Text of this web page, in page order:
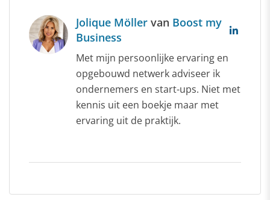
Jolique Möller van Boost my
Business
Met mijn persoonlijke ervaring en
opgebouwd netwerk adviseer ik
ondernemers en start-ups. Niet met
kennis uit een boekje maar met
ervaring uit de praktijk.